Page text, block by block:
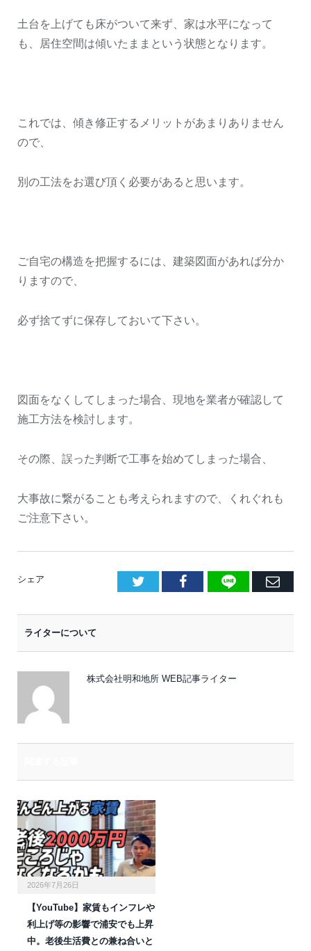
土台を上げても床がついて来ず、家は水平になって
も、居住空間は傾いたままという状態となります。
これでは、傾き修正するメリットがあまりありません
ので、
別の工法をお選び頂く必要があると思います。
ご自宅の構造を把握するには、建築図面があれば分か
りますので、
必ず捨てずに保存しておいて下さい。
図面をなくしてしまった場合、現地を業者が確認して
施工方法を検討します。
その際、誤った判断で工事を始めてしまった場合、
大事故に繋がることも考えられますので、くれぐれも
ご注意下さい。
シェア Facebook
LINE
E
ライターについて
株式会社明和地所 WEB記事ライター
2026年7月26日
【YouTube】家賃もインフレや
利上げ等の影響で浦安でも上昇
中。老後生活費との兼ね合いと